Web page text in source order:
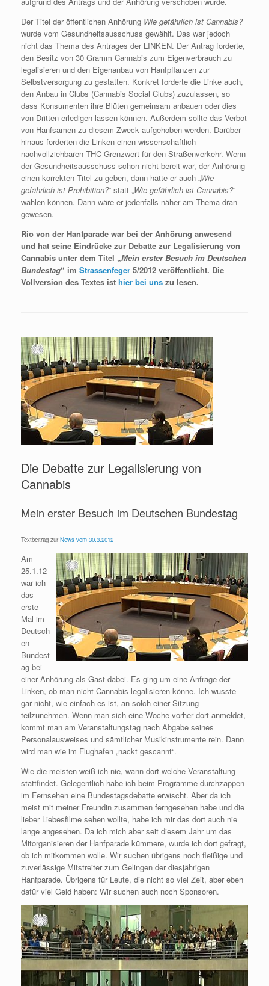
Der Titel der öffentlichen Anhörung Wie gefährlich ist Cannabis?
wurde vom Gesundheitsausschuss gewählt. Das war jedoch
nicht das Thema des Antrages der LINKEN. Der Antrag forderte,
den Besitz von 30 Gramm Cannabis zum Eigenverbrauch zu
legalisieren und den Eigenanbau von Hanfpflanzen zur
Selbstversorgung zu gestatten. Konkret forderte die Linke auch,
den Anbau in Clubs (Cannabis Social Clubs) zuzulassen, so
dass Konsumenten ihre Blüten gemeinsam anbauen oder dies
von Dritten erledigen lassen können. Außerdem sollte das Verbot
von Hanfsamen zu diesem Zweck aufgehoben werden. Darüber
hinaus forderten die Linken einen wissenschaftlich
nachvollziehbaren THC-Grenzwert für den Straßenverkehr. Wenn
der Gesundheitsausschuss schon nicht bereit war, der Anhörung
einen korrekten Titel zu geben, dann hätte er auch „Wie
gefährlich ist Prohibition?“ statt „Wie gefährlich ist Cannabis?“
wählen können. Dann wäre er jedenfalls näher am Thema dran
gewesen.
Rio von der Hanfparade war bei der Anhörung anwesend
und hat seine Eindrücke zur Debatte zur Legalisierung von
Cannabis unter dem Titel „Mein erster Besuch im Deutschen
Bundestag“ im Strassenfeger 5/2012 veröffentlicht. Die
Vollversion des Textes ist hier bei uns zu lesen.
Die Debatte zur Legalisierung von
Cannabis
Mein erster Besuch im Deutschen Bundestag
Textbeitrag zur News vom 30.3.2012
Am
25.1.12
war ich
das
erste
Mal im
Deutsch
en
Bundest
ag bei
einer Anhörung als Gast dabei. Es ging um eine Anfrage der
Linken, ob man nicht Cannabis legalisieren könne. Ich wusste
gar nicht, wie einfach es ist, an solch einer Sitzung
teilzunehmen. Wenn man sich eine Woche vorher dort anmeldet,
kommt man am Veranstaltungstag nach Abgabe seines
Personalausweises und sämtlicher Musikinstrumente rein. Dann
wird man wie im Flughafen „nackt gescannt“.
Wie die meisten weiß ich nie, wann dort welche Veranstaltung
stattfindet. Gelegentlich habe ich beim Programme durchzappen
im Fernsehen eine Bundestagsdebatte erwischt. Aber da ich
meist mit meiner Freundin zusammen ferngesehen habe und die
lieber Liebesfilme sehen wollte, habe ich mir das dort auch nie
lange angesehen. Da ich mich aber seit diesem Jahr um das
Mitorganisieren der Hanfparade kümmere, wurde ich dort gefragt,
ob ich mitkommen wolle. Wir suchen übrigens noch fleißige und
zuverlässige Mitstreiter zum Gelingen der diesjährigen
Hanfparade. Übrigens für Leute, die nicht so viel Zeit, aber eben
dafür viel Geld haben: Wir suchen auch noch Sponsoren.